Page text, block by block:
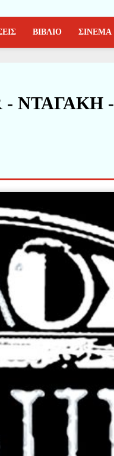
ΒΙΒΛΙΟ ΣΙΝΕΜΑ
- ΝΤΑΓΑΚΗ -